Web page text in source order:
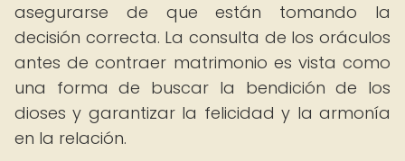
asegurarse de que están tomando la
decisión correcta. La consulta de los oráculos
antes de contraer matrimonio es vista como
una forma de buscar la bendición de los
dioses y garantizar la felicidad y la armonía
en la relación.